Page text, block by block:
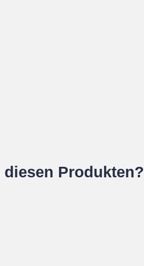
Produkten?